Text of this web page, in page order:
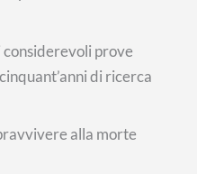
prove
di ricerca
alla morte